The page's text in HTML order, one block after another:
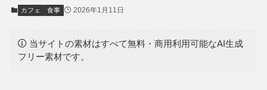
カフェ 食事 2026年1月11日
当サイトの素材はすべて無料・商用利用可能なAI生成
フリー素材です。